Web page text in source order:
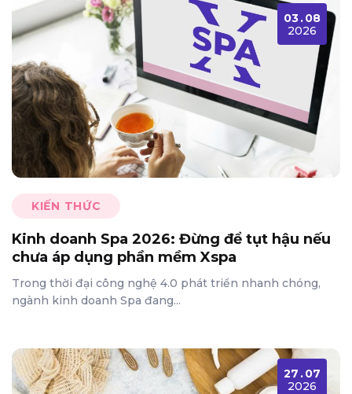
KIẾN THỨC
Kinh doanh Spa 2026: Đừng để tụt hậu nếu
chưa áp dụng phần mềm Xspa
Trong thời đại công nghệ 4.0 phát triển nhanh chóng,
ngành kinh doanh Spa đang...
03.08
2026
27 .07
2026